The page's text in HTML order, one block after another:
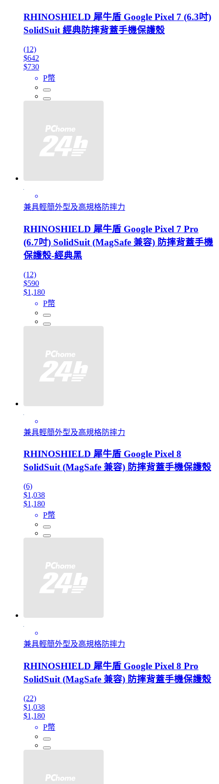
RHINOSHIELD 犀牛盾 Google Pixel 7 (6.3吋)
SolidSuit 經典防摔背蓋手機保護殼
(12)
$642
$730
P幣
兼具輕簡外型及高規格防摔力
RHINOSHIELD 犀牛盾 Google Pixel 7 Pro
(6.7吋) SolidSuit (MagSafe 兼容) 防摔背蓋手機
保護殼-經典黑
(12)
$590
$1,180
P幣
兼具輕簡外型及高規格防摔力
RHINOSHIELD 犀牛盾 Google Pixel 8
SolidSuit (MagSafe 兼容) 防摔背蓋手機保護殼
(6)
$1,038
$1,180
P幣
兼具輕簡外型及高規格防摔力
RHINOSHIELD 犀牛盾 Google Pixel 8 Pro
SolidSuit (MagSafe 兼容) 防摔背蓋手機保護殼
(22)
$1,038
$1,180
P幣